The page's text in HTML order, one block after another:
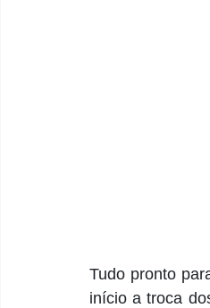
Tudo pronto
início a troca